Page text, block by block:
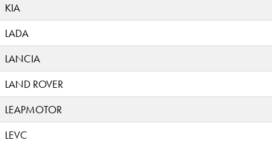
KIA
LADA
LANCIA
LAND ROVER
LEAPMOTOR
LEVC